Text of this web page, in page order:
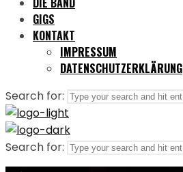
GIGS
KONTAKT
IMPRESSUM
DATENSCHUTZERKLÄRUNG
Search for:
Search for: